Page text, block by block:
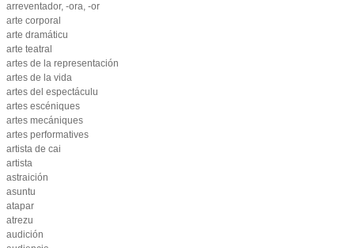
arreventador, -ora, -or
arte corporal
arte dramáticu
arte teatral
artes de la representación
artes de la vida
artes del espectáculu
artes escéniques
artes mecániques
artes performatives
artista de cai
artista
astraición
asuntu
atapar
atrezu
audición